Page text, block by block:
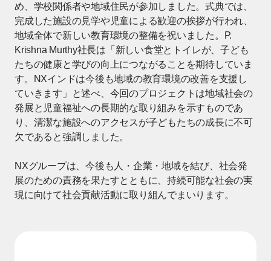
め、学校関係者や地域住民が参加しました。式典では、
完成した施設の見学や児童による歓迎の挨拶が行われ、
地域全体で新しい教育環境の整備を祝いました。P.
Krishna Murthy社長は「新しい食堂とトイレが、子ども
たちの健康と学びの向上につながることを期待していま
す。NXインドは今後も地域の教育環境の改善を支援し
ていきます」と述べ、今回のプロジェクトは地域社会の
発展と児童福祉への長期的な取り組みを示すものであ
り、清潔な施設へのアクセスが子どもたちの成長に不可
欠であると強調しました。
NXグループは、今後も人・企業・地域を結び、社会発
展のための責務を果たすとともに、持続可能な社会の実
現に向けて社会貢献活動に取り組んでまいります。